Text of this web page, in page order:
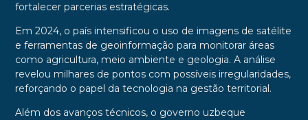
fortalecer parcerias estratégicas.
Em 2024, o país intensificou o uso de imagens de satélite
e ferramentas de geoinformação para monitorar áreas
como agricultura, meio ambiente e geologia. A análise
revelou milhares de pontos com possíveis irregularidades,
reforçando o papel da tecnologia na gestão territorial.
Além dos avanços técnicos, o governo uzbeque